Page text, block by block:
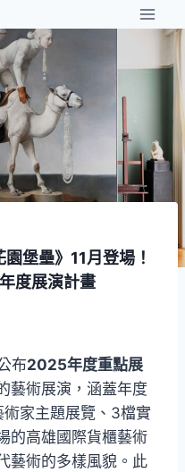
堡壘》11月登場！
度展演計畫
布2025年度重點展
藝術展演，涵蓋年度
家主題展覽、3檔實
的高雄國際貨櫃藝術
藝術的多樣風貌。此